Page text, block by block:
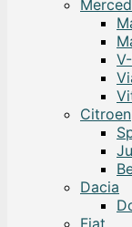
Citroen
Dacia
Fiat